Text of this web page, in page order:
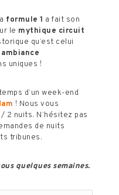
formule 1 a fait son
le mythique circuit
qu’est celui
uniques !
d’un week-end
! Nous vous
2 nuits. N’hésitez pas
de nuits
tribunes.
quelques semaines.